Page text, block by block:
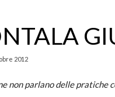
2012
non parlano delle pratiche